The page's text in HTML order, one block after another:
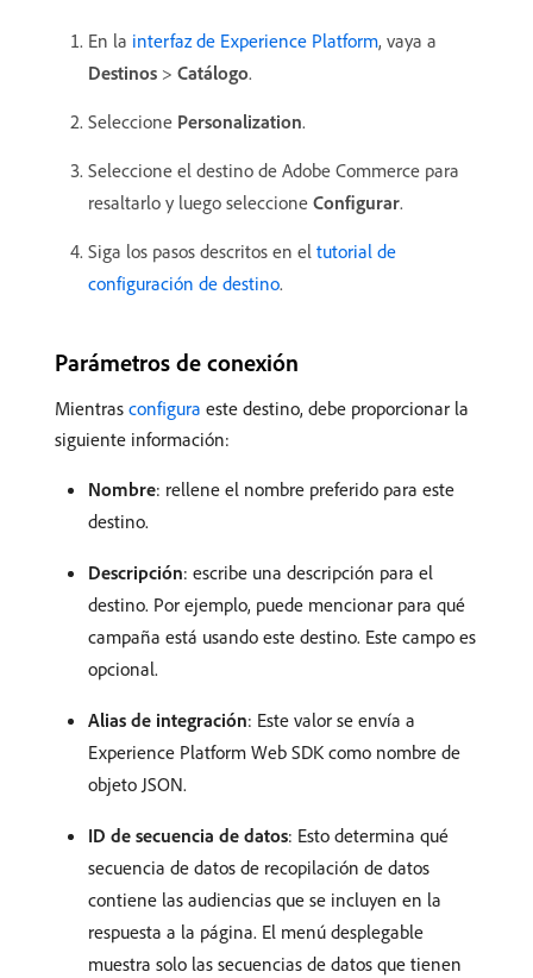
En la interfaz de Experience Platform, vaya a
Destinos > Catálogo.
Seleccione Personalization.
Seleccione el destino de Adobe Commerce para
resaltarlo y luego seleccione Configurar.
Siga los pasos descritos en el tutorial de
configuración de destino.
Parámetros de conexión
Mientras configura este destino, debe proporcionar la
siguiente información:
Nombre: rellene el nombre preferido para este
destino.
Descripción: escribe una descripción para el
destino. Por ejemplo, puede mencionar para qué
campaña está usando este destino. Este campo es
opcional.
Alias de integración: Este valor se envía a
Experience Platform Web SDK como nombre de
objeto JSON.
ID de secuencia de datos: Esto determina qué
secuencia de datos de recopilación de datos
contiene las audiencias que se incluyen en la
respuesta a la página. El menú desplegable
muestra solo las secuencias de datos que tienen